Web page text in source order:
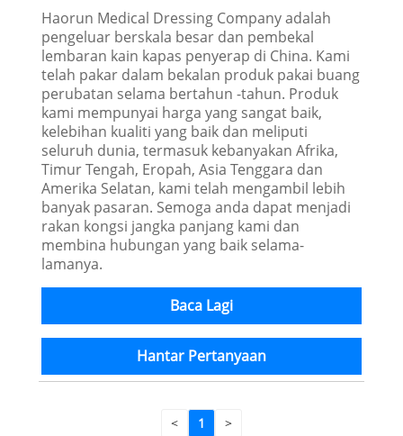
Haorun Medical Dressing Company adalah
pengeluar berskala besar dan pembekal
lembaran kain kapas penyerap di China. Kami
telah pakar dalam bekalan produk pakai buang
perubatan selama bertahun -tahun. Produk
kami mempunyai harga yang sangat baik,
kelebihan kualiti yang baik dan meliputi
seluruh dunia, termasuk kebanyakan Afrika,
Timur Tengah, Eropah, Asia Tenggara dan
Amerika Selatan, kami telah mengambil lebih
banyak pasaran. Semoga anda dapat menjadi
rakan kongsi jangka panjang kami dan
membina hubungan yang baik selama-
lamanya.
Baca Lagi
Hantar Pertanyaan
< 1 >